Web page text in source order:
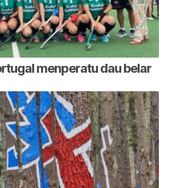
menperatu dau belar